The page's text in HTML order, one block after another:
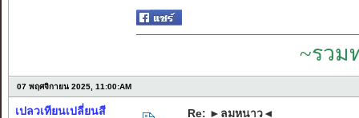
~รวม
07 พฤศจิกายน 2025, 11:00:AM
เปลวเทียนเปลี่ยนสี Re: ►ลมหนาว◄